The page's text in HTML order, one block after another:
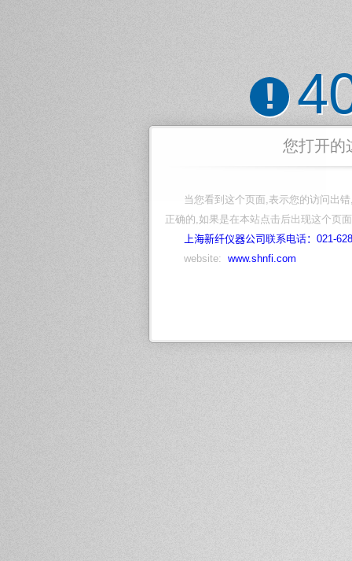
!
您打开的
当您看到这个页面,表示您的访问出
正确的,如果是在本站点击后出现这个页
上海新纤仪器公司联系电话： 021-
website: www.shnfi.com